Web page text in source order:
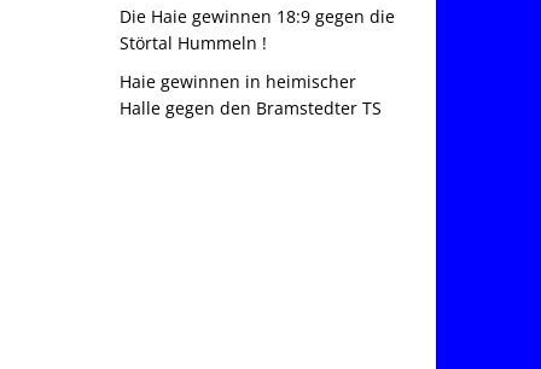
Die Haie gewinnen 18:9 gegen die
Störtal Hummeln !
Haie gewinnen in heimischer
Halle gegen den Bramstedter TS